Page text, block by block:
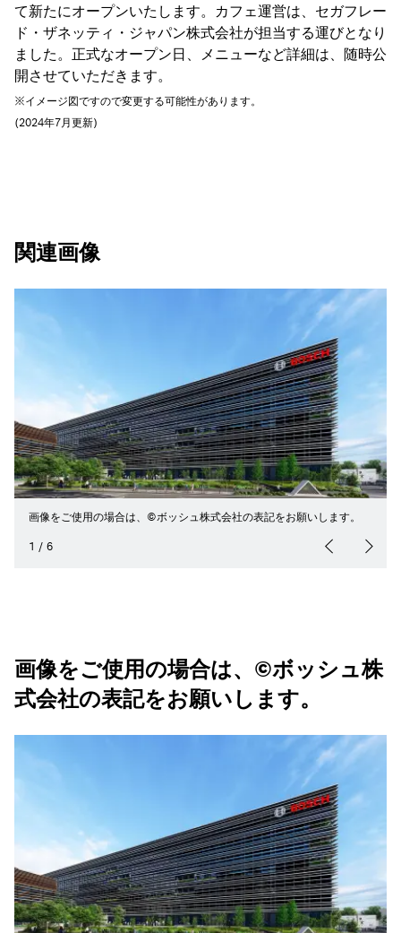
て新たにオープンいたします。カフェ運営は、セガフレー
ド・ザネッティ・ジャパン株式会社が担当する運びとなり
ました。正式なオープン日、メニューなど詳細は、随時公
開させていただきます。
※イメージ図ですので変更する可能性があります。
(2024年7月更新)
関連画像
画像をご使用の場合は、©ボッシュ株式会社の表記をお願いします。
1 / 6
画像をご使用の場合は、©ボッシュ株
式会社の表記をお願いします。